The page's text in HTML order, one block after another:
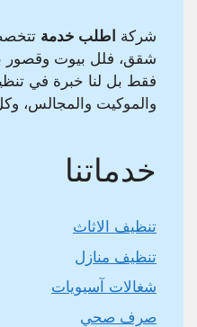
شركة اطلب خدمة
شقق، فلل بيوت وقصور
فقط بل لنا خبرة في
والموكيت والمجالس،
خدماتنا
تنظيف الاثاث
تنظيف منازل
شغالات آسيويات
صرف صحي